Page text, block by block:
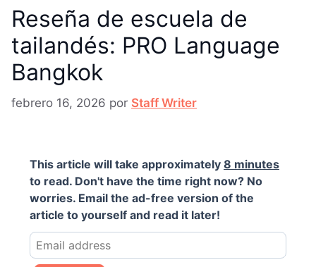
Reseña de escuela de
tailandés: PRO Language
Bangkok
febrero 16, 2026 por Staff Writer
This article will take approximately 8 minutes
to read. Don't have the time right now? No
worries. Email the ad-free version of the
article to yourself and read it later!